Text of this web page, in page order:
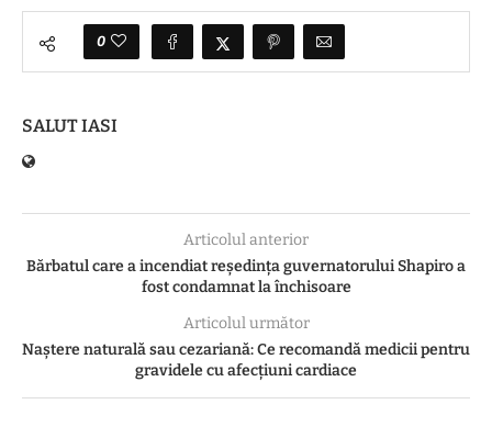
0
SALUT IASI
Articolul anterior
Bărbatul care a incendiat reședința guvernatorului Shapiro a
fost condamnat la închisoare
Articolul următor
Naștere naturală sau cezariană: Ce recomandă medicii pentru
gravidele cu afecțiuni cardiace